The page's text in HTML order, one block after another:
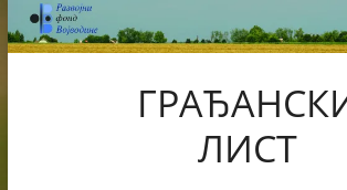
Skip
to
content
ЛИСТ